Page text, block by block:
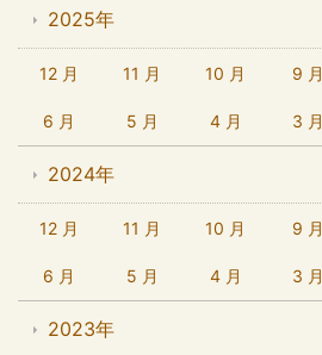
2025年
12 月 11 月 10 月 9 月
6 月 5 月 4 月 3 月
2024年
12 月 11 月 10 月 9 月
6 月 5 月 4 月 3 月
2023年